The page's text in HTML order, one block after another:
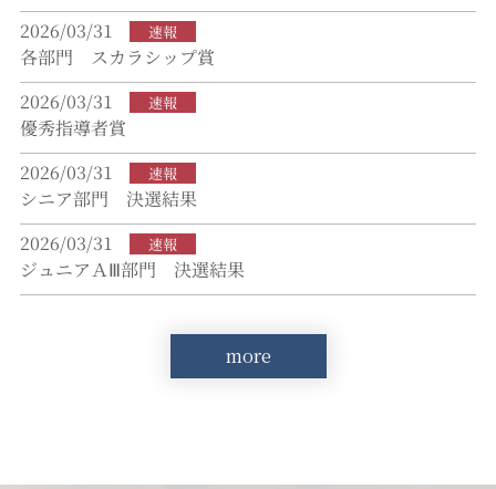
2026/03/31 速報
各部門 スカラシップ賞
2026/03/31 速報
優秀指導者賞
2026/03/31 速報
シニア部門 決選結果
2026/03/31 速報
ジュニアＡⅢ部門 決選結果
more